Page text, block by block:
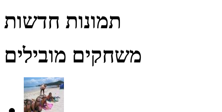
תמונות חדשות
משחקים מובילים